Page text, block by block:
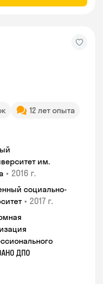
12 лет опыта
им.
• 2016 г.
социально-
• 2017 г.
ДПО